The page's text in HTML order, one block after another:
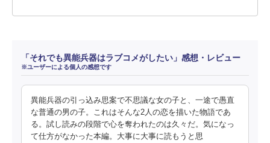
「それでも異能兵器はラブコメがしたい」感想・レビュー
※ユーザーによる個人の感想です
異能兵器の引っ込み思案で不思議な女の子と、一途で愚直
な普通の男の子。これはそんな2人の恋を描いた物語であ
る。試し読みの段階で心を奪われたのは久々だ。気になっ
て仕方がなかった本編。大事に大事に読もうと思